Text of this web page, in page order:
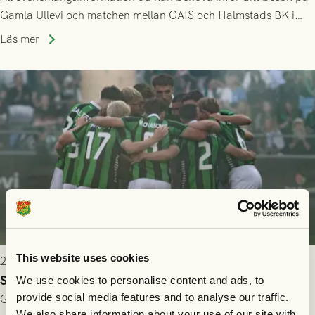
This website uses cookies
We use cookies to personalise content and ads, to
provide social media features and to analyse our traffic.
Gamla Ullevi och matchen mellan GAIS och Halmstads BK i
Allsvenskan! Avspark kl 16.30 på söndag 26/7.
Läs mer
2026-07-24 16:40
Seger i första kvalmatchen mot FC Nordsjælland
GAIS dominerade i första halvlek och skapade fler chanser,